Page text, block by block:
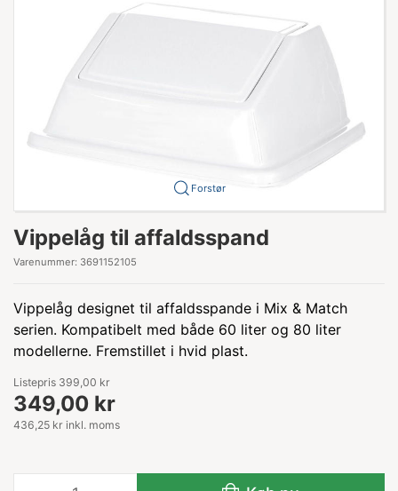
Forstør
Vippelåg til affaldsspand
Varenummer: 3691152105
Vippelåg designet til affaldsspande i Mix & Match
serien. Kompatibelt med både 60 liter og 80 liter
modellerne. Fremstillet i hvid plast.
Listepris 399,00 kr
349,00 kr
436,25 kr inkl. moms